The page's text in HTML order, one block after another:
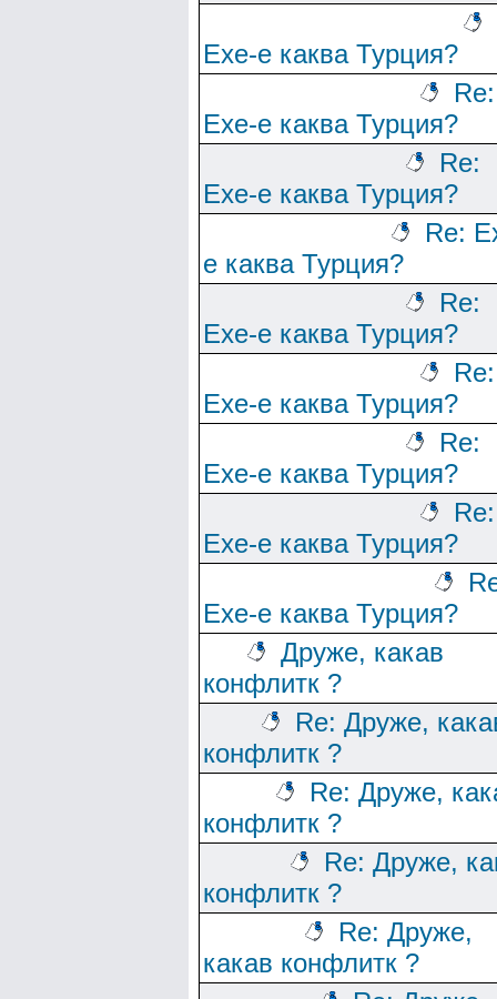
Ехе-е каква Турция?
Re:
Ехе-е каква Турция?
Re:
Ехе-е каква Турция?
Re:
е каква Турция?
Re:
Ехе-е каква Турция?
Re:
Ехе-е каква Турция?
Re:
Ехе-е каква Турция?
Re:
Ехе-е каква Турция?
Ехе-е каква Турция?
Друже, какав
конфлитк ?
Re: Друже,
конфлитк ?
Re: Друже,
конфлитк ?
Re: Друже,
конфлитк ?
Re: Друже,
какав конфлитк ?